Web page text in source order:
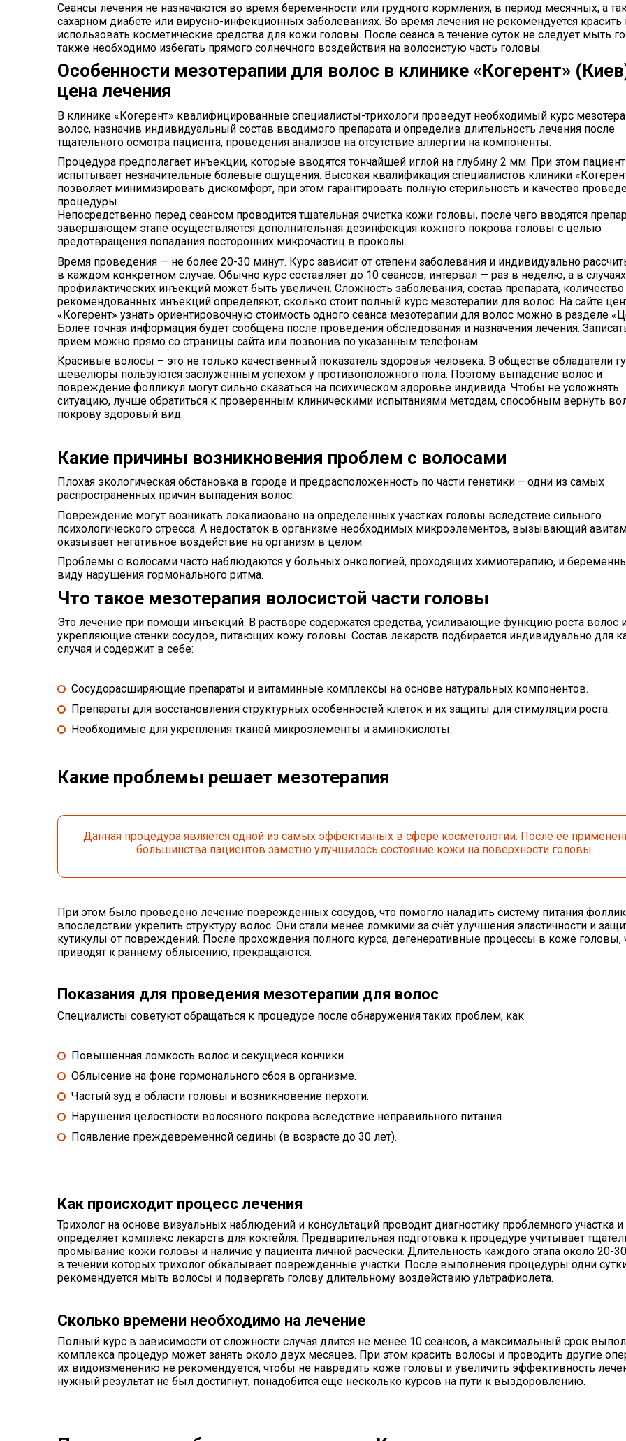
Сеансы лечения не назначаются во время беременности или грудного кормления, в период месячных, а
сахарном диабете или вирусно-инфекционных заболеваниях. Во время лечения не рекомендуется
использовать косметические средства для кожи головы. После сеанса в течение суток не следует мыть
также необходимо избегать прямого солнечного воздействия на волосистую часть головы.
Особенности мезотерапии для волос в клинике «Когерент»
цена лечения
В клинике «Когерент» квалифицированные специалисты-трихологи проведут необходимый курс
волос, назначив индивидуальный состав вводимого препарата и определив длительность лечения после
тщательного осмотра пациента, проведения анализов на отсутствие аллергии на компоненты.
Процедура предполагает инъекции, которые вводятся тончайшей иглой на глубину 2 мм. При этом пациент
испытывает незначительные болевые ощущения. Высокая квалификация специалистов клиники
позволяет минимизировать дискомфорт, при этом гарантировать полную стерильность и качество
процедуры.
Непосредственно перед сеансом проводится тщательная очистка кожи головы, после чего вводятся
завершающем этапе осуществляется дополнительная дезинфекция кожного покрова головы с целью
предотвращения попадания посторонних микрочастиц в проколы.
Время проведения — не более 20-30 минут. Курс зависит от степени заболевания и индивидуально
в каждом конкретном случае. Обычно курс составляет до 10 сеансов, интервал — раз в неделю, а в случаях
профилактических инъекций может быть увеличен. Сложность заболевания, состав препарата, количество
рекомендованных инъекций определяют, сколько стоит полный курс мезотерапии для волос. На сайте
«Когерент» узнать ориентировочную стоимость одного сеанса мезотерапии для волос можно в разделе
Более точная информация будет сообщена после проведения обследования и назначения лечения.
прием можно прямо со страницы сайта или позвонив по указанным телефонам.
Красивые волосы – это не только качественный показатель здоровья человека. В обществе обладатели
шевелюры пользуются заслуженным успехом у противоположного пола. Поэтому выпадение волос и
повреждение фолликул могут сильно сказаться на психическом здоровье индивида. Чтобы не усложнять
ситуацию, лучше обратиться к проверенным клиническими испытаниями методам, способным вернуть
покрову здоровый вид.
Какие причины возникновения проблем с волосами
Плохая экологическая обстановка в городе и предрасположенность по части генетики – одни из самых
распространенных причин выпадения волос.
Повреждение могут возникать локализовано на определенных участках головы вследствие сильного
психологического стресса. А недостаток в организме необходимых микроэлементов, вызывающий
оказывает негативное воздействие на организм в целом.
Проблемы с волосами часто наблюдаются у больных онкологией, проходящих химиотерапию, и
виду нарушения гормонального ритма.
Что такое мезотерапия волосистой части головы
Это лечение при помощи инъекций. В растворе содержатся средства, усиливающие функцию роста волос
укрепляющие стенки сосудов, питающих кожу головы. Состав лекарств подбирается индивидуально для
случая и содержит в себе:
Сосудорасширяющие препараты и витаминные комплексы на основе натуральных компонентов.
Препараты для восстановления структурных особенностей клеток и их защиты для стимуляции роста.
Необходимые для укрепления тканей микроэлементы и аминокислоты.
Какие проблемы решает мезотерапия
Данная процедура является одной из самых эффективных в сфере косметологии. После её
большинства пациентов заметно улучшилось состояние кожи на поверхности головы.
При этом было проведено лечение поврежденных сосудов, что помогло наладить систему питания
впоследствии укрепить структуру волос. Они стали менее ломкими за счёт улучшения эластичности и
кутикулы от повреждений. После прохождения полного курса, дегенеративные процессы в коже головы,
приводят к раннему облысению, прекращаются.
Показания для проведения мезотерапии для волос
Специалисты советуют обращаться к процедуре после обнаружения таких проблем, как:
Повышенная ломкость волос и секущиеся кончики.
Облысение на фоне гормонального сбоя в организме.
Частый зуд в области головы и возникновение перхоти.
Нарушения целостности волосяного покрова вследствие неправильного питания.
Появление преждевременной седины (в возрасте до 30 лет).
Как происходит процесс лечения
Трихолог на основе визуальных наблюдений и консультаций проводит диагностику проблемного участка и
определяет комплекс лекарств для коктейля. Предварительная подготовка к процедуре учитывает
промывание кожи головы и наличие у пациента личной расчески. Длительность каждого этапа около 20-
в течении которых трихолог обкалывает поврежденные участки. После выполнения процедуры одни
рекомендуется мыть волосы и подвергать голову длительному воздействию ультрафиолета.
Сколько времени необходимо на лечение
Полный курс в зависимости от сложности случая длится не менее 10 сеансов, а максимальный срок
комплекса процедур может занять около двух месяцев. При этом красить волосы и проводить другие
их видоизменению не рекомендуется, чтобы не навредить коже головы и увеличить эффективность
нужный результат не был достигнут, понадобится ещё несколько курсов на пути к выздоровлению.